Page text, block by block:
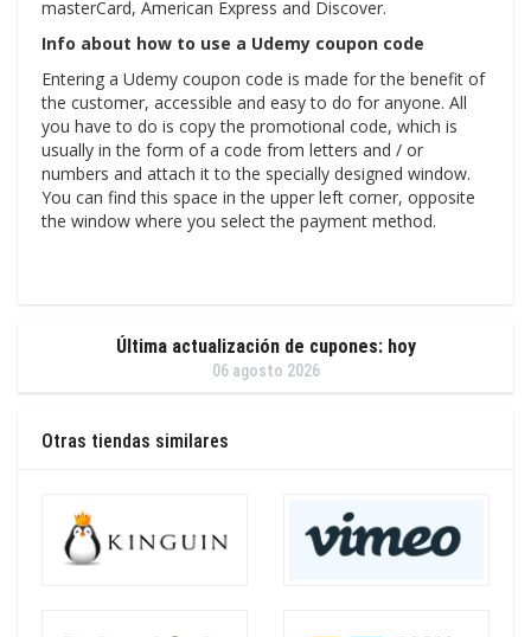
masterCard, American Express and Discover.
Info about how to use a Udemy coupon code
Entering a Udemy coupon code is made for the benefit of
the customer, accessible and easy to do for anyone. All
you have to do is copy the promotional code, which is
usually in the form of a code from letters and / or
numbers and attach it to the specially designed window.
You can find this space in the upper left corner, opposite
the window where you select the payment method.
Última actualización de cupones: hoy
06 agosto 2026
Otras tiendas similares